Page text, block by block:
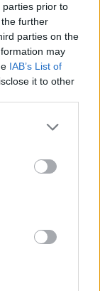
parties prior to
further
parties on the
may
IAB’s List of
it to other
more Google
may click to
party tags to
below Google
O LINKEDIN
de dados dos
para
pelas
a…